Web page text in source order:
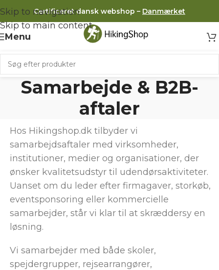
Skip to navigation
Skip to main content
Certificeret dansk webshop – Danmærket
Menu
Samarbejde & B2B-
aftaler
Hos Hikingshop.dk tilbyder vi
samarbejdsaftaler med virksomheder,
institutioner, medier og organisationer, der
ønsker kvalitetsudstyr til udendørsaktiviteter.
Uanset om du leder efter firmagaver, storkøb,
eventsponsoring eller kommercielle
samarbejder, står vi klar til at skræddersy en
løsning.
Vi samarbejder med både skoler,
spejdergrupper, rejsearrangører,